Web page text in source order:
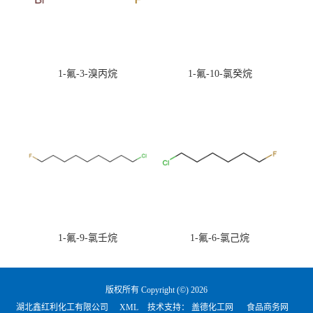
1-氟-3-溴丙烷 1-氟-10-氯癸烷
1-氟-9-氯壬烷 1-氟-6-氯己烷
版权所有 Copyright (©) 2026
湖北鑫红利化工有限公司
XML 技术支持： 盖德化工网 食品商务网